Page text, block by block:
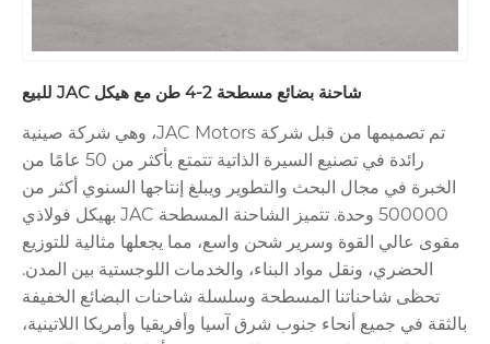
شاحنة بضائع مسطحة 2-4 طن مع هيكل JAC للبيع
تم تصميمها من قبل شركة JAC Motors، وهي شركة صينية
رائدة في تصنيع السيرة الذاتية تتمتع بأكثر من 50 عامًا من
الخبرة في مجال البحث والتطوير ويبلغ إنتاجها السنوي أكثر من
500000 وحدة. تتميز الشاحنة المسطحة JAC بهيكل فولاذي
مقوى عالي القوة وسرير شحن واسع، مما يجعلها مثالية للتوزيع
الحضري، ونقل مواد البناء، والخدمات اللوجستية بين المدن.
تحظى شاحناتنا المسطحة وسلسلة شاحنات البضائع الخفيفة
بالثقة في جميع أنحاء جنوب شرق آسيا وأفريقيا وأمريكا اللاتينية،